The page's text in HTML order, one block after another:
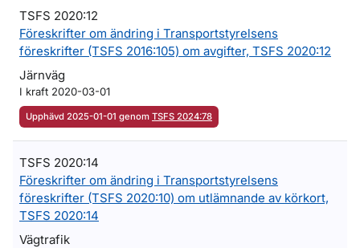
TSFS 2020:12
Föreskrifter om ändring i Transportstyrelsens
föreskrifter (TSFS 2016:105) om avgifter, TSFS 2020:12
Järnväg
I kraft 2020-03-01
Upphävd 2025-01-01 genom TSFS 2024:78
TSFS 2020:14
Föreskrifter om ändring i Transportstyrelsens
föreskrifter (TSFS 2020:10) om utlämnande av körkort,
TSFS 2020:14
Vägtrafik